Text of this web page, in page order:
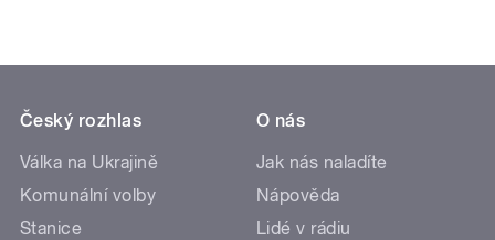
Český rozhlas
Válka na Ukrajině
Komunální volby
Stanice
O nás
Jak nás naladíte
Nápověda
Lidé v rádiu